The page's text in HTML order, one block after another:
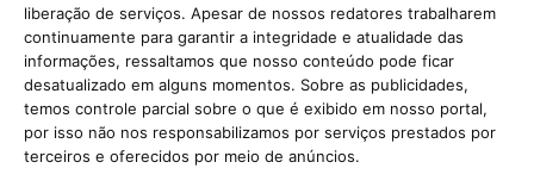
liberação de serviços. Apesar de nossos redatores trabalharem
continuamente para garantir a integridade e atualidade das
informações, ressaltamos que nosso conteúdo pode ficar
desatualizado em alguns momentos. Sobre as publicidades,
temos controle parcial sobre o que é exibido em nosso portal,
por isso não nos responsabilizamos por serviços prestados por
terceiros e oferecidos por meio de anúncios.